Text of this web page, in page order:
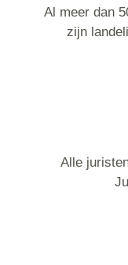
Al meer dan
zijn
Alle